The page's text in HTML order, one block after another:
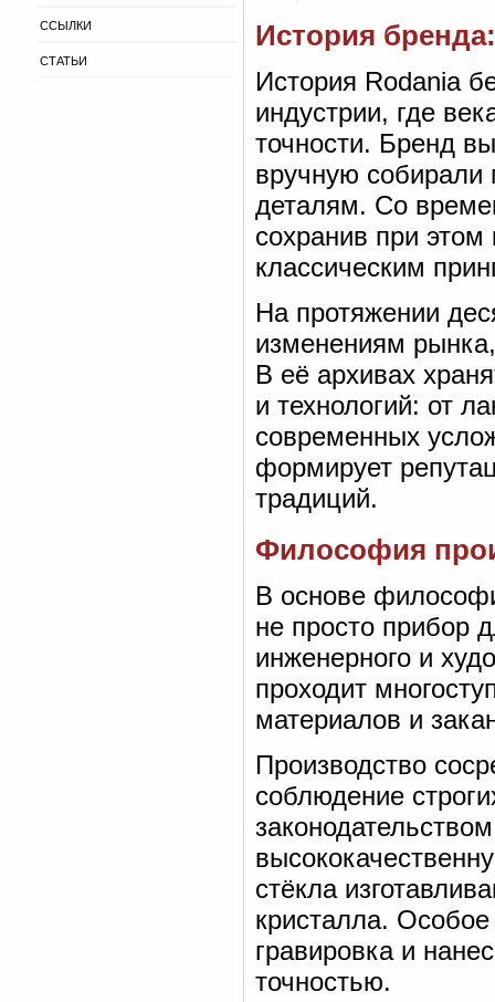
ССЫЛКИ
СТАТЬИ
История
История Rodania
индустрии, где
точности. Бренд
вручную
деталям. Со
сохранив при
классическим
На протяжении
изменениям
В её архивах
и технологий: от
современных
формирует
традиций.
Философия
В основе
не просто прибор
инженерного и
проходит
материалов и
Производство
соблюдение
стёкла
кристалла.
гравировка и
точностью.